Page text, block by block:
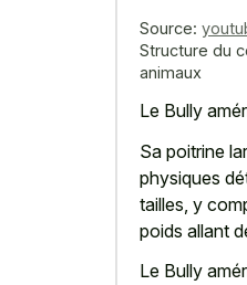
Source:
Structure du
animaux
Le Bully
Sa poitrine
physiques
tailles, y
poids allant
Le Bully